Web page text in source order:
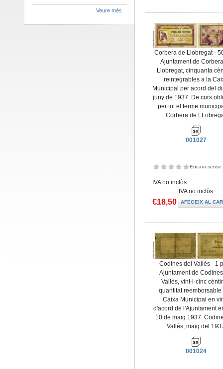
Corbera de Llobregat -
Ajuntament de
Llobregat, cinquanta
reintegrables a la
Municipal per acord del
juny de 1937. De curs
per tot el terme
Corbera de
001027
Encara sense
IVA no inclòs
IVA no inclòs
€18,50
Codines del Vallès - 1
Ajuntament de
Vallès, vint-i-cinc
quantitat reemborsable
Caixa Municipal en
d'acord de l'Ajuntament
10 de maig 1937.
Vallès, maig del
001024
Veure més